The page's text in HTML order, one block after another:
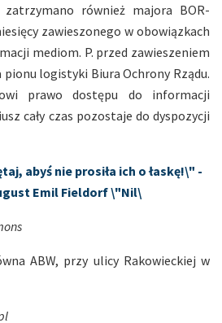
również majora BOR-
zawieszonego w obowiązkach
mediom. P. przed zawieszeniem
pionu logistyki Biura Ochrony Rządu.
prawo dostępu do informacji
cały czas pozostaje do dyspozycji
abyś nie prosiła ich o łaskę!\" -
Emil Fieldorf \"Nil\
ABW, przy ulicy Rakowieckiej w